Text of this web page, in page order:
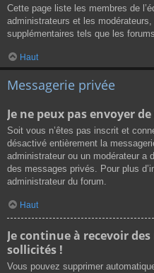
Cette page liste les membres de
administrateurs et les
supplémentaires tels que les
Haut
Messagerie privée
Je ne peux pas envoyer
Soit vous n’êtes pas inscrit et
désactivé entièrement la
administrateur ou un modérateur a
des messages privés. Pour plus
administrateur du forum.
Haut
Je continue à recevoir
sollicités !
Vous pouvez supprimer